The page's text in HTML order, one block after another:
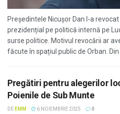
Președintele Nicușor Dan l-a
prezidențial pe politică internă pe
surse politice. Motivul revocării ar
făcute în spațiul public de Orban. Din
Pregătiri pentru alegerilor
Poienile de Sub Munte
DE EMM 6 NOIEMBRIE 2025 0